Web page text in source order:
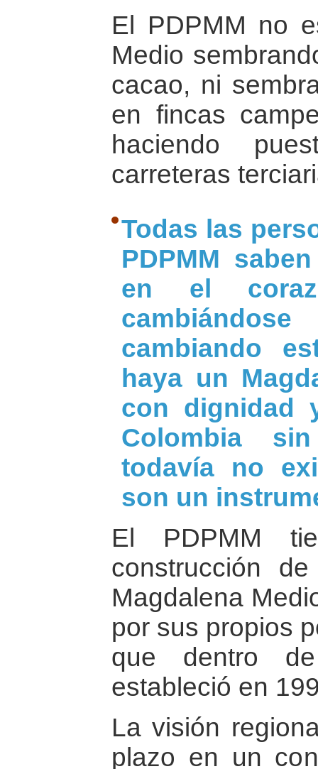
El PDPMM no
Medio
cacao, ni
en fincas
haciendo
carreteras
Todas las
PDPMM
en el
cambiando
haya un
con dignidad
Colombia
todavía no
son un
El PDPMM
construcción
Magdalena
por sus propios
que dentro
estableció en
La visión
plazo en un